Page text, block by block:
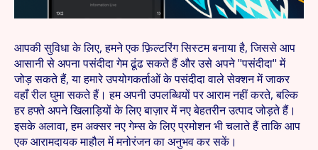
आपकी सुविधा के लिए, हमने एक फ़िल्टरिंग सिस्टम बनाया है, जिससे आप
आसानी से अपना पसंदीदा गेम ढूंढ सकते हैं और उसे अपने "पसंदीदा" में
जोड़ सकते हैं, या हमारे उपयोगकर्ताओं के पसंदीदा वाले सेक्शन में जाकर
वहाँ रील घुमा सकते हैं। हम अपनी उपलब्धियों पर आराम नहीं करते, बल्कि
हर हफ्ते अपने खिलाड़ियों के लिए बाज़ार में नए बेहतरीन उत्पाद जोड़ते हैं।
इसके अलावा, हम अक्सर नए गेम्स के लिए प्रमोशन भी चलाते हैं ताकि आप
एक आरामदायक माहौल में मनोरंजन का अनुभव कर सकें।